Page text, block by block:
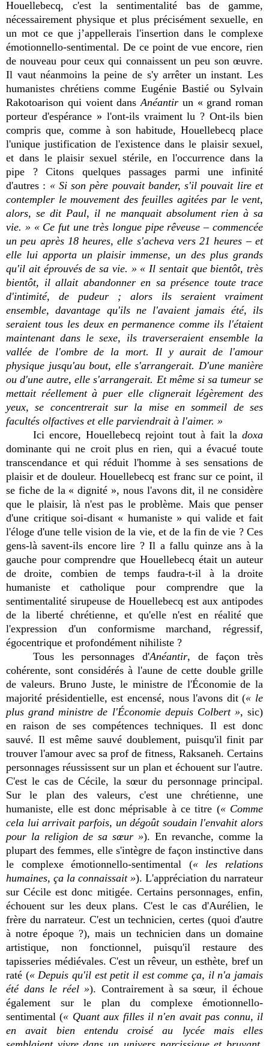
Houellebecq, c'est la sentimentalité bas de gamme,
nécessairement physique et plus précisément sexuelle, en
un mot ce que j’appellerais l'insertion dans le complexe
émotionnello-sentimental. De ce point de vue encore, rien
de nouveau pour ceux qui connaissent un peu son œuvre.
Il vaut néanmoins la peine de s'y arrêter un instant. Les
humanistes chrétiens comme Eugénie Bastié ou Sylvain
Rakotoarison qui voient dans Anéantir un « grand roman
porteur d'espérance » l'ont-ils vraiment lu ? Ont-ils bien
compris que, comme à son habitude, Houellebecq place
l'unique justification de l'existence dans le plaisir sexuel,
et dans le plaisir sexuel stérile, en l'occurrence dans la
pipe ? Citons quelques passages parmi une infinité
d'autres : « Si son père pouvait bander, s'il pouvait lire et
contempler le mouvement des feuilles agitées par le vent,
alors, se dit Paul, il ne manquait absolument rien à sa
vie. » « Ce fut une très longue pipe rêveuse – commencée
un peu après 18 heures, elle s'acheva vers 21 heures – et
elle lui apporta un plaisir immense, un des plus grands
qu'il ait éprouvés de sa vie. » « Il sentait que bientôt, très
bientôt, il allait abandonner en sa présence toute trace
d'intimité, de pudeur ; alors ils seraient vraiment
ensemble, davantage qu'ils ne l'avaient jamais été, ils
seraient tous les deux en permanence comme ils l'étaient
maintenant dans le sexe, ils traverseraient ensemble la
vallée de l'ombre de la mort. Il y aurait de l'amour
physique jusqu'au bout, elle s'arrangerait. D'une manière
ou d'une autre, elle s'arrangerait. Et même si sa tumeur se
mettait réellement à puer elle clignerait légèrement des
yeux, se concentrerait sur la mise en sommeil de ses
facultés olfactives et elle parviendrait à l'aimer. »
Ici encore, Houellebecq rejoint tout à fait la doxa
dominante qui ne croit plus en rien, qui a évacué toute
transcendance et qui réduit l'homme à ses sensations de
plaisir et de douleur. Houellebecq est franc sur ce point, il
se fiche de la « dignité », nous l'avons dit, il ne considère
que le plaisir, là n'est pas le problème. Mais que penser
d'une critique soi-disant « humaniste » qui valide et fait
l'éloge d'une telle vision de la vie, et de la fin de vie ? Ces
gens-là savent-ils encore lire ? Il a fallu quinze ans à la
gauche pour comprendre que Houellebecq était un auteur
de droite, combien de temps faudra-t-il à la droite
humaniste et catholique pour comprendre que la
sentimentalité sirupeuse de Houellebecq est aux antipodes
de la liberté chrétienne, et qu'elle n'est en réalité que
l'expression d'un conformisme marchand, régressif,
égocentrique et profondément nihiliste ?
Tous les personnages d'Anéantir, de façon très
cohérente, sont considérés à l'aune de cette double grille
de valeurs. Bruno Juste, le ministre de l'Économie de la
majorité présidentielle, est encensé, nous l'avons dit (« le
plus grand ministre de l'Économie depuis Colbert », sic)
en raison de ses compétences techniques. Il est donc
sauvé. Il est même sauvé doublement, puisqu'il finit par
trouver l'amour avec sa prof de fitness, Raksaneh. Certains
personnages réussissent sur un plan et échouent sur l'autre.
C'est le cas de Cécile, la sœur du personnage principal.
Sur le plan des valeurs, c'est une chrétienne, une
humaniste, elle est donc méprisable à ce titre (« Comme
cela lui arrivait parfois, un dégoût soudain l'envahit alors
pour la religion de sa sœur »). En revanche, comme la
plupart des femmes, elle s'intègre de façon instinctive dans
le complexe émotionnello-sentimental (« les relations
humaines, ça la connaissait »). L'appréciation du narrateur
sur Cécile est donc mitigée. Certains personnages, enfin,
échouent sur les deux plans. C'est le cas d'Aurélien, le
frère du narrateur. C'est un technicien, certes (quoi d'autre
à notre époque ?), mais un technicien dans un domaine
artistique, non fonctionnel, puisqu'il restaure des
tapisseries médiévales. C'est un rêveur, un esthète, bref un
raté (« Depuis qu'il est petit il est comme ça, il n'a jamais
été dans le réel »). Contrairement à sa sœur, il échoue
également sur le plan du complexe émotionnello-
sentimental (« Quant aux filles il n'en avait pas connu, il
en avait bien entendu croisé au lycée mais elles